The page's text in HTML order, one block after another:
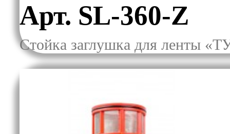
Арт. SL-360-Z
Стойка заглушка для ленты